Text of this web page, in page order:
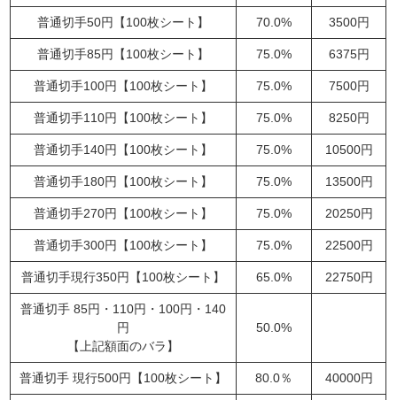
普通切手50円【100枚シート】 70.0% 3500円
普通切手85円【100枚シート】 75.0% 6375円
普通切手100円【100枚シート】 75.0% 7500円
普通切手110円【100枚シート】 75.0% 8250円
普通切手140円【100枚シート】 75.0% 10500円
普通切手180円【100枚シート】 75.0% 13500円
普通切手270円【100枚シート】 75.0% 20250円
普通切手300円【100枚シート】 75.0% 22500円
普通切手現行350円【100枚シート】 65.0% 22750円
普通切手 85円・110円・100円・140
円
【上記額面のバラ】
50.0%
普通切手 現行500円【100枚シート】 80.0％ 40000円